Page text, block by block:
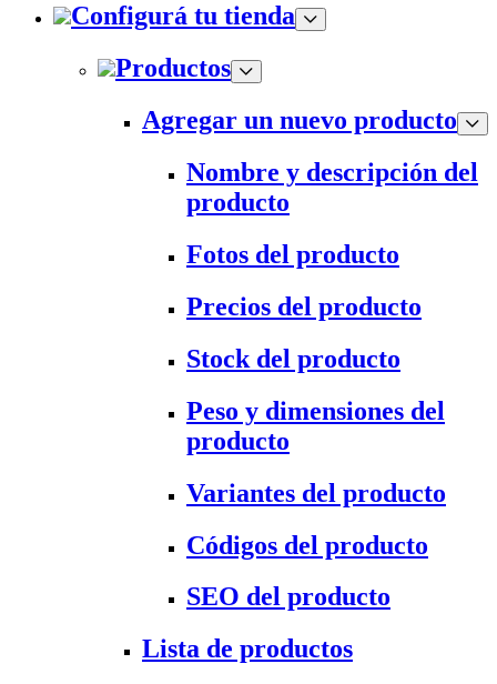
Configurá tu tienda
Productos
Agregar un nuevo producto
Nombre y descripción del
producto
Fotos del producto
Precios del producto
Stock del producto
Peso y dimensiones del
producto
Variantes del producto
Códigos del producto
SEO del producto
Lista de productos